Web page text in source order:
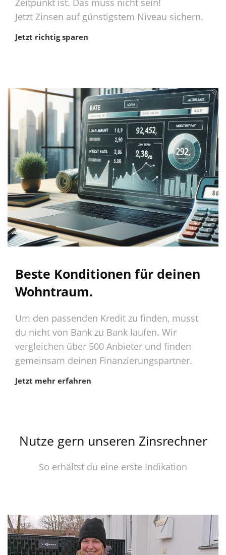
Zeitpunkt ist. Das muss nicht sein!
Jetzt Zinsen auf günstigstem Niveau sichern.
Jetzt richtig sparen
Beste Konditionen für deinen
Wohntraum.
Um den passenden Kredit zu finden, musst
du nicht von Bank zu Bank laufen. Wir
vergleichen über 500 Anbieter und finden
gemeinsam deinen Finanzierungspartner.
Jetzt mehr erfahren
Nutze gern unseren Zinsrechner
So erhältst du eine erste Indikation